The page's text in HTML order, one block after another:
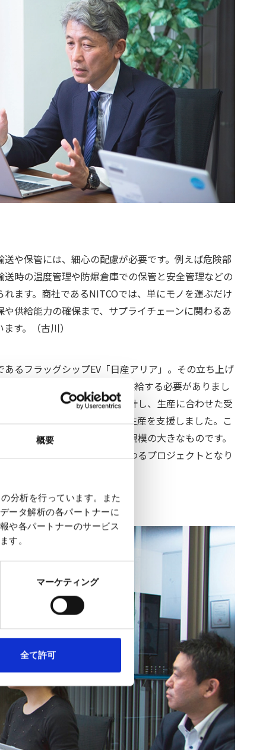
概要
分析を行っています。また
ータ解析の各パートナーに
や各パートナーのサービス
す。
マーケティング
全て許可
や保管には、細心の配慮が必要です。例えば危険部
時の温度管理や防爆倉庫での保管と安全管理などの
ます。商社であるNITCOでは、単にモノを運ぶだけ
供給能力の確保まで、サプライチェーンに関わるあ
す。（古川）
るフラッグシップEV「日産アリア」。その立ち上げ
う800点もの部品を輸入、供給する必要がありまし
性にあわせた輸送荷姿を設計し、生産に合わせた受
で、日産アリアの安定的な生産を支援しました。こ
プロジェクトの中でも特に規模の大きなものです。
規のサプライヤーも多数関わるプロジェクトとなり